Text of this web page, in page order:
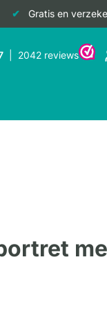
Gratis en